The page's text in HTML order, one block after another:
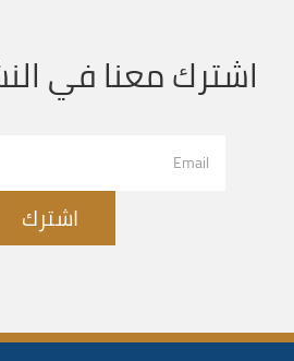
اشترك معنا في
اشترك